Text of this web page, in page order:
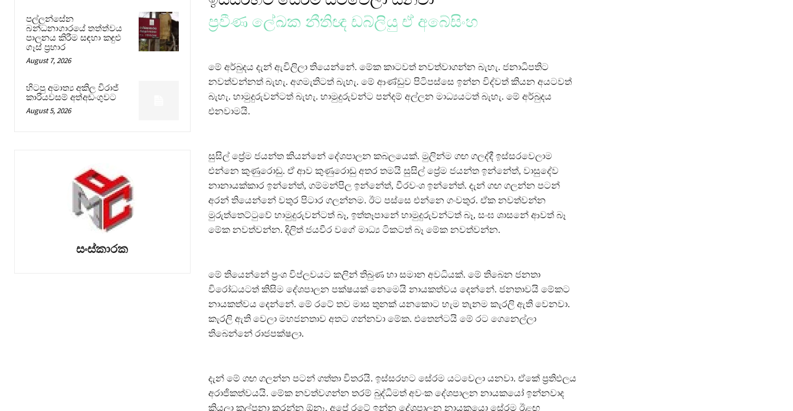
පල්ලන්සේන
බන්ධනාගාරයේ තත්ත්වය
පාලනය කිරීම සඳහා කඳුළු
ගෑස් ප්‍රහාර
August 7, 2026
හිටපු අමාත්‍ය අකිල විරාජ්
කාරියවසම් අත්අඩංගුවට
August 5, 2026
සංස්කාරක
ප්‍රවීණ ලේඛක නීතිඥ ඩබ්ලියු ඒ අබේසිංහ
මේ අර්බුදය දැන් ඇවිලිලා තියෙන්නේ. මේක කාටවත් නවත්වාගන්න බැහැ. ජනාධිපතිට
නවත්වන්නත් බැහැ. අගමැතිටත් බැහැ. මේ ආණ්ඩුව පිටිපස්සෙ ඉන්න විද්වත් කියන අයටවත්
බැහැ. හාමුදුරුවන්ටත් බැහැ. හාමුදුරුවන්ට පන්දම් අල්ලන මාධ්‍යයටත් බැහැ. මේ අර්බුදය
එනවාමයි.
සුසිල් ප්‍රේම ජයන්ත කියන්නේ දේශපාලන කබලයෙක්. මුලින්ම ගඟ ගලද්දී ඉස්සරවෙලාම
එන්නෙ කුණුරොඩු. ඒ ආව කුණුරොඩු අතර තමයි සුසිල් ප්‍රේම ජයන්ත ඉන්නේත්, වාසුදේව
නානායක්කාර ඉන්නේත්, ගම්මන්පිල ඉන්නේත්, වීරවංශ ඉන්නේත්. දැන් ගඟ ගලන්න පටන්
අරන් තියෙන්නේ වතුර පිටාර ගලන්නම. ඊට පස්සෙ එන්නෙ ගංවතුර. ඒක නවත්වන්න
මුරුත්තෙට්ටුවේ හාමුදුරුවන්ටත් බෑ, ඉත්තෑපානේ හාමුදුරුවන්ටත් බෑ, සංඝ ශාසනේ ආවත් බෑ
මේක නවත්වන්න. දිලිත් ජයවීර වගේ මාධ්‍ය ටිකටත් බෑ මේක නවත්වන්න.
මේ තියෙන්නේ ප්‍රංශ විප්ලවයට කලින් තිබුණ හා සමාන අවධියක්. මේ තිබෙන ජනතා
විරෝධයටත් කිසිම දේශපාලන පක්ෂයක් නෙමෙයි නායකත්වය දෙන්නේ. ජනතාවයි මේකට
නායකත්වය දෙන්නේ. මේ රටේ තව මාස තුනක් යනකොට හැම තැනම කැරලි ඇති වෙනවා.
කැරලි ඇති වෙලා මහජනතාව අතට ගන්නවා මේක. එතෙන්ටයි මේ රට ගෙනෙල්ලා
තිබෙන්නේ රාජපක්ෂලා.
දැන් මේ ගඟ ගලන්න පටන් ගත්තා විතරයි. ඉස්සරහට සේරම යටවෙලා යනවා. ඒකේ ප්‍රතිඵලය
අරාජිකත්වයයි. මේක නවත්වගන්න තරම් බුද්ධිමත් අවංක දේශපාලන නායකයෝ ඉන්නවාද
කියලා කල්පනා කරන්න ඕනෑ. අපේ රටේ ඉන්න දේශපාලන නායකයො සේරම ඊළඟ